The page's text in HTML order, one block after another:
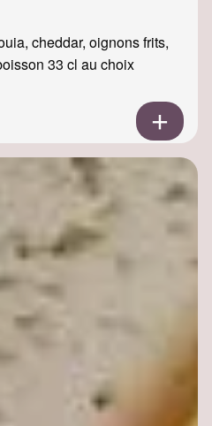
cheddar, oignons frits,
33 cl au choix